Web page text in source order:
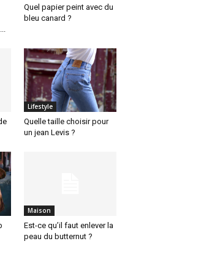
Quel papier peint avec du
bleu canard ?
Lifestyle
Quelle taille choisir pour
un jean Levis ?
Maison
Est-ce qu’il faut enlever la
peau du butternut ?